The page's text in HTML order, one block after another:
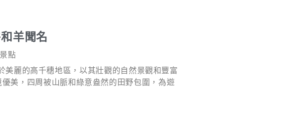
羊聞名
點
美麗的高千穗地區，以其壯觀的自然景觀和豐富
美，四周被山脈和綠意盎然的田野包圍，為遊